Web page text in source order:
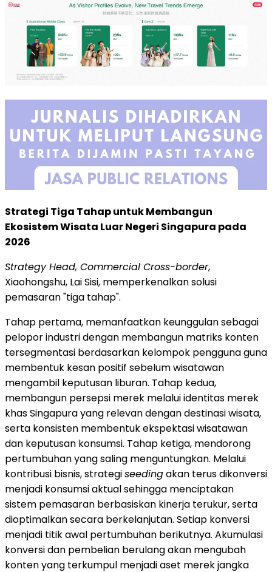
Strategi Tiga Tahap untuk Membangun
Ekosistem Wisata Luar Negeri Singapura pada
2026
Strategy Head, Commercial Cross-border,
Xiaohongshu, Lai Sisi, memperkenalkan solusi
pemasaran "tiga tahap".
Tahap pertama, memanfaatkan keunggulan sebagai
pelopor industri dengan membangun matriks konten
tersegmentasi berdasarkan kelompok pengguna guna
membentuk kesan positif sebelum wisatawan
mengambil keputusan liburan. Tahap kedua,
membangun persepsi merek melalui identitas merek
khas Singapura yang relevan dengan destinasi wisata,
serta konsisten membentuk ekspektasi wisatawan
dan keputusan konsumsi. Tahap ketiga, mendorong
pertumbuhan yang saling menguntungkan. Melalui
kontribusi bisnis, strategiseedingakan terus dikonversi
menjadi konsumsi aktual sehingga menciptakan
sistem pemasaran berbasiskan kinerja terukur, serta
dioptimalkan secara berkelanjutan. Setiap konversi
menjadi titik awal pertumbuhan berikutnya. Akumulasi
konversi dan pembelian berulang akan mengubah
konten yang terkumpul menjadi aset merek jangka